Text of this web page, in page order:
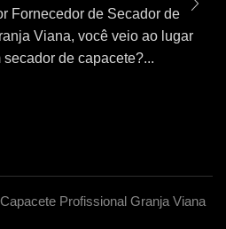
Fornecedor de Secador de
Viana, você veio ao lugar
de capacete?...
Profissional Granja Viana